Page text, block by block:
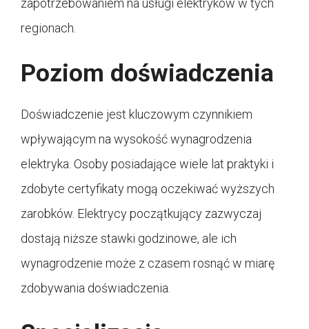
zapotrzebowaniem na usługi elektryków w tych
regionach.
Poziom doświadczenia
Doświadczenie jest kluczowym czynnikiem
wpływającym na wysokość wynagrodzenia
elektryka. Osoby posiadające wiele lat praktyki i
zdobyte certyfikaty mogą oczekiwać wyższych
zarobków. Elektrycy początkujący zazwyczaj
dostają niższe stawki godzinowe, ale ich
wynagrodzenie może z czasem rosnąć w miarę
zdobywania doświadczenia.